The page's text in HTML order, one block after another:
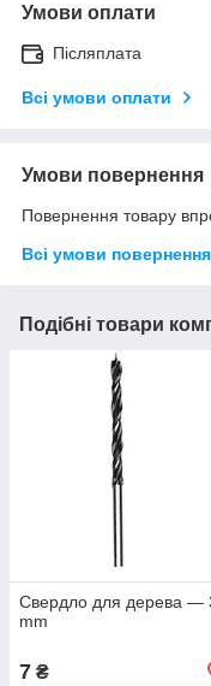
Умови оплати
Післяплата
Всі умови оплати
Умови повернення
Повернення товару
Всі умови повернення
Подібні товари
Свердло для дерева —
mm
7 ₴